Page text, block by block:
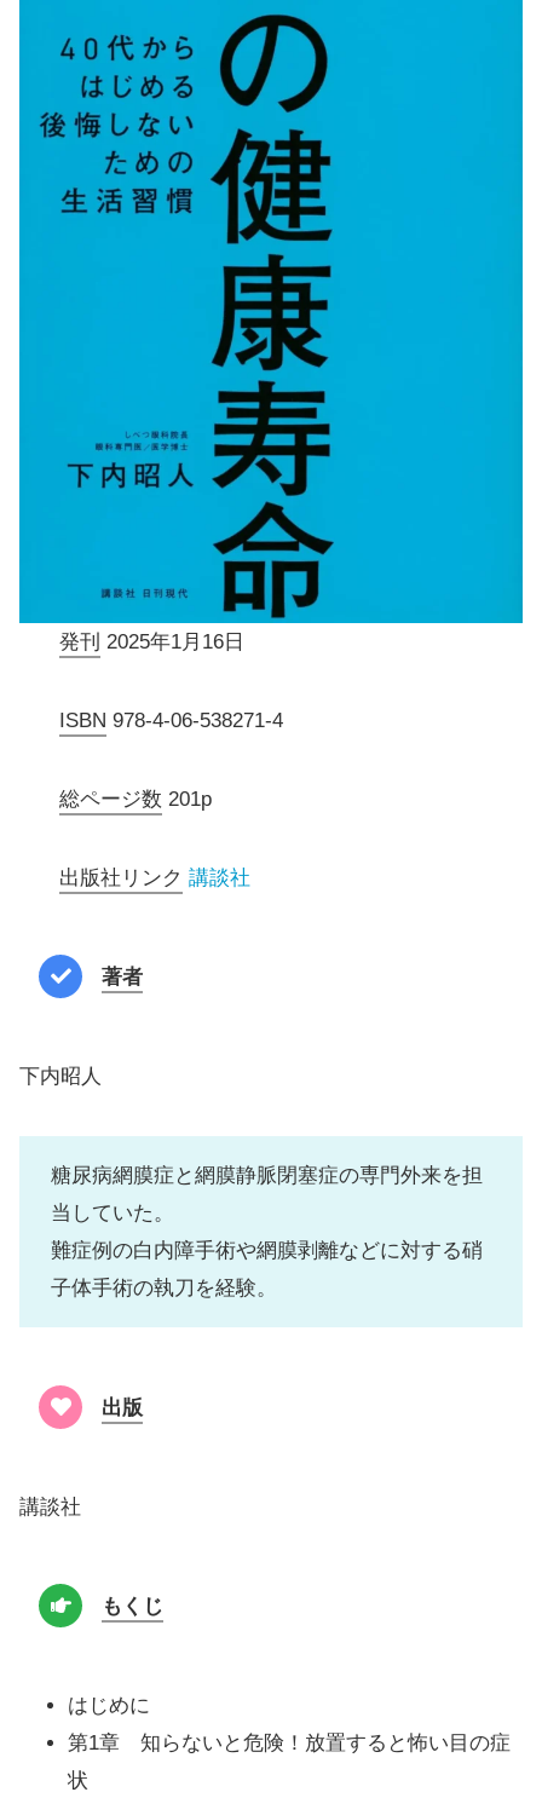
発刊 2025年1月16日
ISBN 978-4-06-538271-4
総ページ数 201p
出版社リンク 講談社
著者
下内昭人
糖尿病網膜症と網膜静脈閉塞症の専門外来を担
当していた。
難症例の白内障手術や網膜剥離などに対する硝
子体手術の執刀を経験。
出版
講談社
もくじ
はじめに
第1章 知らないと危険！放置すると怖い目の症
状